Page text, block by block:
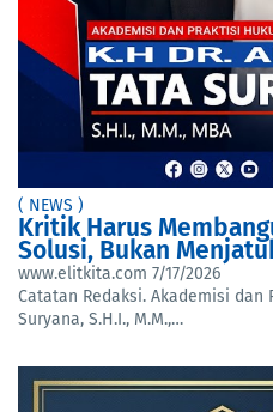
( NEWS )
Kritik Harus
Solusi, Bukan
www.elitkita.com 7/17/2026
Catatan Redaksi. Akademisi dan
Suryana, S.H.I., M.M.,…